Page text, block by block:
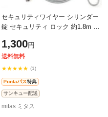
セキュリティワイヤー シリンダー
錠 セキュリティ ロック 約1.8m 盗
パソコン 盗難対策 ワイヤーロック
1,300円
送料無料
★★★★★ (1)
Pontaパス特典
サンキュー配送
mitas ミタス